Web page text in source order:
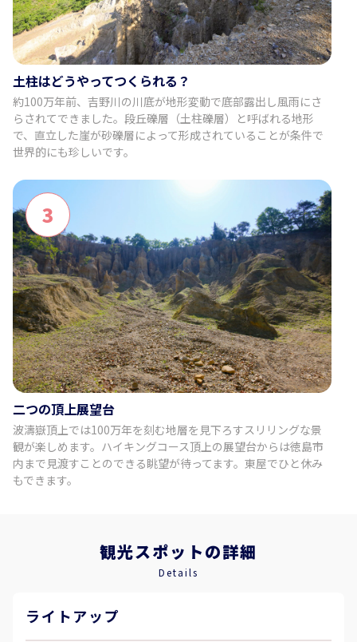
土柱はどうやってつくられる？
約100万年前、吉野川の川底が地形変動で底部露出し風雨にさ
らされてできました。段丘礫層（土柱礫層）と呼ばれる地形
で、直立した崖が砂礫層によって形成されていることが条件で
世界的にも珍しいです。
3
二つの頂上展望台
波濤嶽頂上では100万年を刻む地層を見下ろすスリリングな景
観が楽しめます。ハイキングコース頂上の展望台からは徳島市
内まで見渡すことのできる眺望が待ってます。東屋でひと休み
もできます。
観光スポットの詳細
Details
ライトアップ